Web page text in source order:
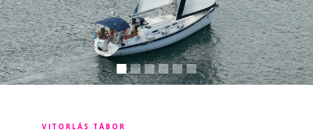
VITORLÁS TÁBOR